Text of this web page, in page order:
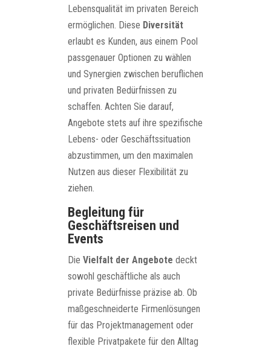
Lebensqualität im privaten Bereich
ermöglichen. Diese Diversität
erlaubt es Kunden, aus einem Pool
passgenauer Optionen zu wählen
und Synergien zwischen beruflichen
und privaten Bedürfnissen zu
schaffen. Achten Sie darauf,
Angebote stets auf ihre spezifische
Lebens- oder Geschäftssituation
abzustimmen, um den maximalen
Nutzen aus dieser Flexibilität zu
ziehen.
Begleitung für
Geschäftsreisen und
Events
Die Vielfalt der Angebote deckt
sowohl geschäftliche als auch
private Bedürfnisse präzise ab. Ob
maßgeschneiderte Firmenlösungen
für das Projektmanagement oder
flexible Privatpakete für den Alltag